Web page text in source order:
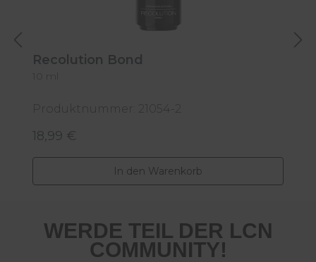
Recolution Bond
Produktnummer: 21054-2
Regulärer Preis:
18,99 €
In den Warenkorb
WERDE TEIL DER LCN
COMMUNITY!